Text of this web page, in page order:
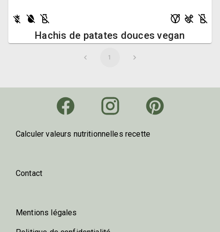
Hachis de patates douces vegan
1
Calculer valeurs nutritionnelles recette
Contact
Mentions légales